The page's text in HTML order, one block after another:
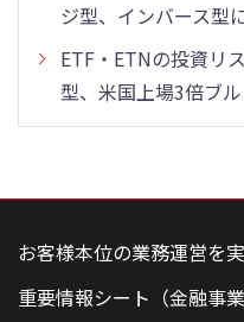
ジ型、インバース型
ETF・ETNの投資リ
型、米国上場3倍ブ
こ
お客様本位の業務運営を
重要情報シート（金融事業